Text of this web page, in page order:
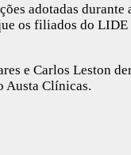
adotadas
os filiados do
e Carlos Leston
Austa Clínicas.